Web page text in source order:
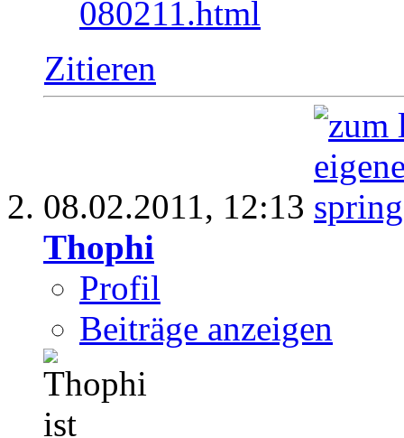
080211.html
Zitieren
08.02.2011, 12:13
Thophi
Profil
Beiträge anzeigen